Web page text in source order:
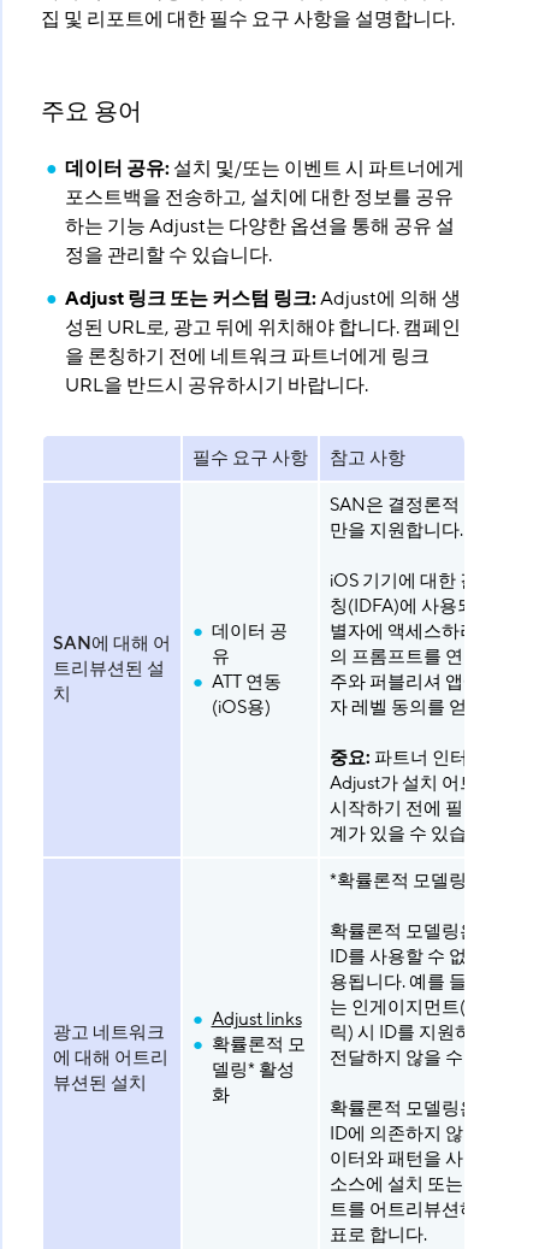
집 및 리포트에 대한 필수 요구 사항을 설명합니다.
주요 용어
데이터 공유:설치 및/또는 이벤트 시 파트너에게
포스트백을 전송하고, 설치에 대한 정보를 공유
하는 기능 Adjust는 다양한 옵션을 통해 공유 설
정을 관리할 수 있습니다.
Adjust 링크 또는 커스텀 링크:Adjust에 의해 생
성된 URL로, 광고 뒤에 위치해야 합니다. 캠페인
을 론칭하기 전에 네트워크 파트너에게 링크
URL을 반드시 공유하시기 바랍니다.
필수 요구 사항 참고 사항
SAN에 대해 어
트리뷰션된 설
치
데이터 공
유
ATT 연동
(iOS용)
SAN은 결정론적 어트리
만을 지원합니다.
iOS 기기에 대한 결정론적
칭(IDFA)에 사용되는 기기
별자에 액세스하려면 ATT
의 프롬프트를 연동하고,
주와 퍼블리셔 앱에 대해
자 레벨 동의를 얻어야 합
중요: 파트너 인터페이스
Adjust가 설치 어트리뷰션
시작하기 전에 필요한 추
계가 있을 수 있습니다.
광고 네트워크
에 대해 어트리
뷰션된 설치
Adjust links
확률론적 모
델링* 활성
화
*확률론적 모델링 권장
확률론적 모델링은 결정
ID를 사용할 수 없는 경우
용됩니다. 예를 들어, 일부
는 인게이지먼트(노출 또
릭) 시 ID를 지원하지 않거
전달하지 않을 수 있습니
확률론적 모델링은 영구
ID에 의존하지 않고도 임
이터와 패턴을 사용하여
소스에 설치 또는 인게이
트를 어트리뷰션하는 것을
표로 합니다.